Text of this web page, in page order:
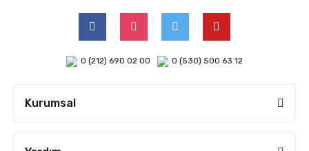
0 (212) 690 02 00 0 (530) 500 63 12
Kurumsal